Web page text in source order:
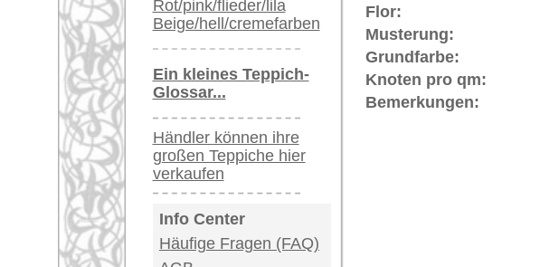
französischer (im Stile von Louis XV und Louis XVI der
wirkender Teppiche. Typisch für Hereke-Teppiche sind z.B.
auch reliefartige Strukturen und sehr hochwertige und feine
gewissen metallischen Glanz). Die verwendete Wolle ist fast
Hereke erreichen heute Spitzenpreise. Sie sind oft, aber nicht
und Schönheit echter Hereke Teppiche ist buchstäblich
Teppiche.tv - große moderne Teppiche |
USA / Canada: +1 646-688-1335